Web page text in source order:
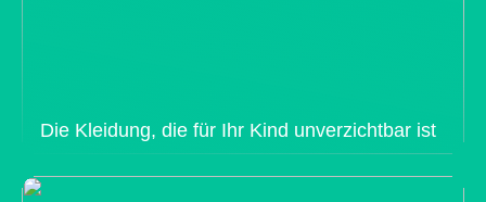
Die Kleidung, die für Ihr Kind unverzichtbar ist